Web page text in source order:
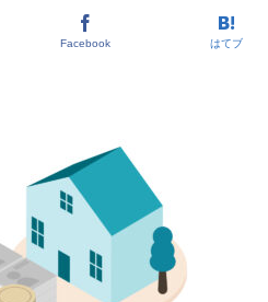
Facebook はてブ